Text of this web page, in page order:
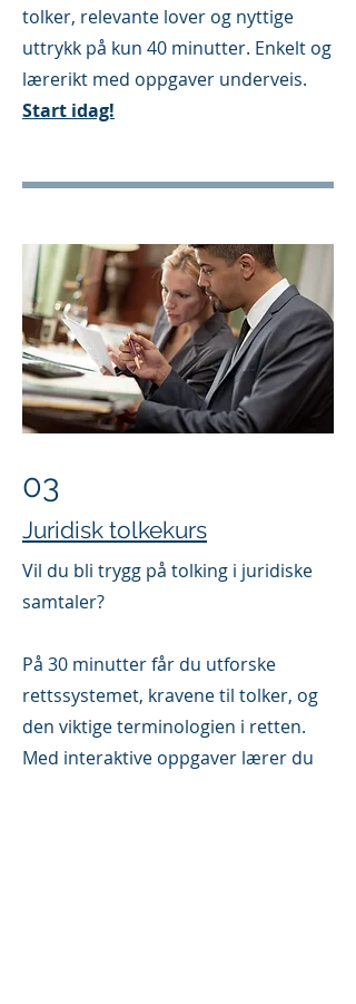
tolker, relevante lover og nyttige
uttrykk på kun 40 minutter. Enkelt og
lærerikt med oppgaver underveis.
Start idag!
03
Juridisk tolkekurs
Vil du bli trygg på tolking i juridiske
samtaler?
På 30 minutter får du utforske
rettssystemet, kravene til tolker, og
den viktige terminologien i retten.
Med interaktive oppgaver lærer du